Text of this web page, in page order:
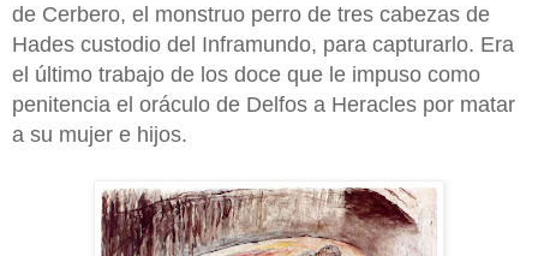
de Cerbero, el monstruo perro de tres cabezas de
Hades custodio del Inframundo, para capturarlo. Era
el último trabajo de los doce que le impuso como
penitencia el oráculo de Delfos a Heracles por matar
a su mujer e hijos.